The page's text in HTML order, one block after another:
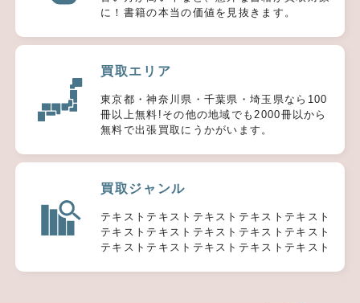
に！書籍の本当の価値を見抜きます。
買取エリア
東京都・神奈川県・千葉県・埼玉県なら100
冊以上無料!その他の地域でも2000冊以から
無料で出張買取にうかがいます。
買取ジャンル
テキストテキストテキストテキストテキスト
テキストテキストテキストテキストテキスト
テキストテキストテキストテキストテキスト